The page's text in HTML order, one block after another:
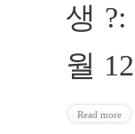
생 ?:
월
Read more